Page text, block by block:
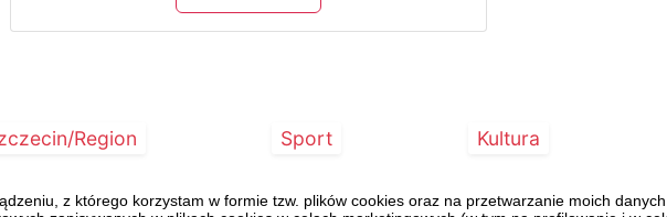
z którego korzystam w formie tzw. plików cookies oraz na przetwarzanie moich
Region Sport Kultura